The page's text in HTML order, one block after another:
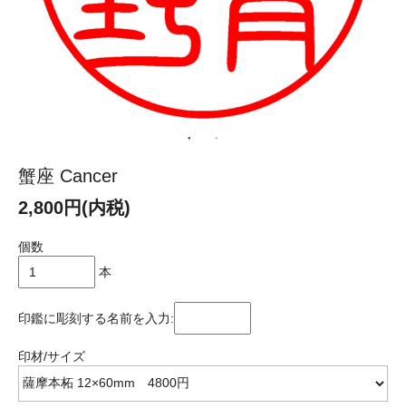
蟹座 Cancer
2,800円(内税)
個数
本
印鑑に彫刻する名前を入力:
印材/サイズ